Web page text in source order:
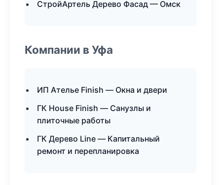
СтройАртель Дерево Фасад — Омск
Компании в Уфа
ИП Ателье Finish — Окна и двери
ГК House Finish — Санузлы и
плиточные работы
ГК Дерево Line — Капитальный
ремонт и перепланировка